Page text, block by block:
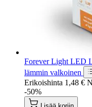
Forever Light LED
lämmin valkoinen
Erikoishinta 1,48 €
-50%